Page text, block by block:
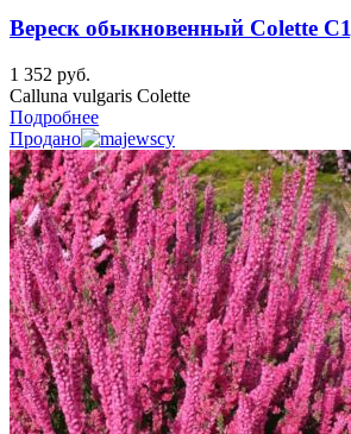
Вереск обыкновенный Colette
1 352 руб.
Calluna vulgaris Colette
Подробнее
Продано